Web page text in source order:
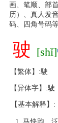
画、笔顺、部
历）、真人发
码、四角号码等
驶 [shǐ]
【繁体】:駛
【异体字】:駛
【基本解释】: